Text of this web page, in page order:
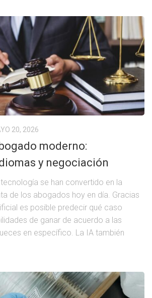
20, 2026
moderno:
y negociación
se han convertido en la
de los abogados hoy en día. Gracias
es posible predecir qué caso
de ganar de acuerdo a las
en específico. La IA también